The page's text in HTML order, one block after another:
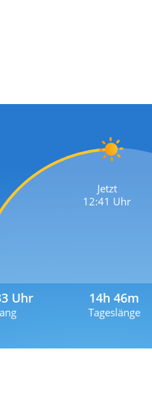
Jetzt
12:41 Uhr
Uhr 14h 46m
Tageslänge